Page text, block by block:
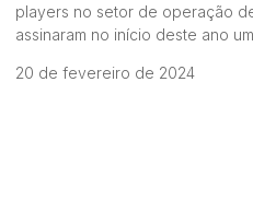
players no setor de operação
assinaram no início deste ano
20 de fevereiro de 2024